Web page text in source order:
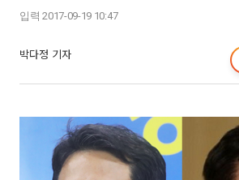
입력 2017-09-19 10:47
박다정 기자